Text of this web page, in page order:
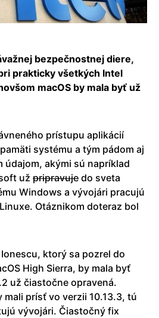
bezpečnostnej diere,
prakticky všetkých Intel
macOS by mala byť už
prístupu aplikácií
systému a tým pádom aj
údajom, akými sú napríklad
už pripravuje do sveta
Windows a vývojári pracujú
Otáznikom doteraz bol
ktorý sa pozrel do
High Sierra, by mala byť
už čiastočne opravená.
prísť vo verzii 10.13.3, tú
vývojári. Čiastočný fix